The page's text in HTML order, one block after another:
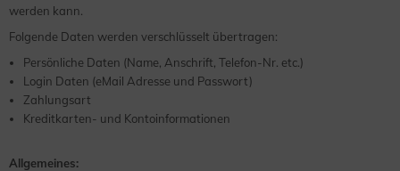
werden kann.
Folgende Daten werden verschlüsselt übertragen:
Persönliche Daten (Name, Anschrift, Telefon-Nr. etc.)
Login Daten (eMail Adresse und Passwort)
Zahlungsart
Kreditkarten- und Kontoinformationen
Allgemeines: